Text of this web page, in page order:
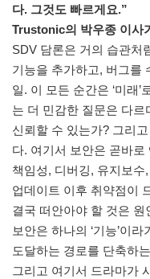
다. 그것도 빠르게요.”
Trustonic의 박우종 이사
SDV 담론은 거의 습관처
기능을 추가하고, 버그를
일. 이 모든 순간은 ‘미래
는 더 민감한 질문은 다
신뢰할 수 있는가? 그리
다. 여기서 보안은 곧바
책임성, 디버깅, 유지보수
업데이트 이후 취약점이
결국 떠안아야 할 것은
보안은 하나의 ‘기능’이
도달하는 경로를 단축하
그리고 여기서 드라마가